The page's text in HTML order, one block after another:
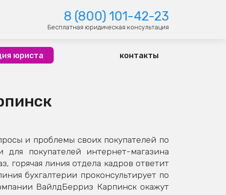
8 (800) 101-42-23
Бесплатная юридическая консультация
юриста контакты
и проблемы своих покупателей по
покупателей интернет-магазина
горячая линия отдела кадров ответит
бухгалтерии проконсультирует по
ВайлдБерриз Карпинск окажут